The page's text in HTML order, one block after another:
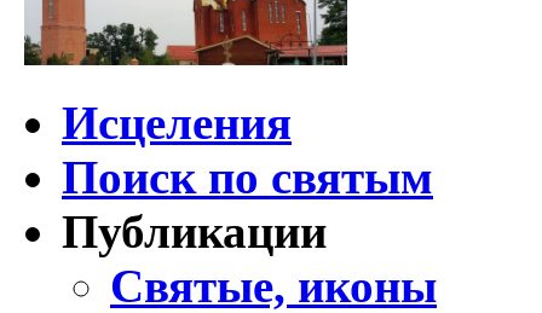
Исцеления
Поиск по святым
Публикации
Святые, иконы